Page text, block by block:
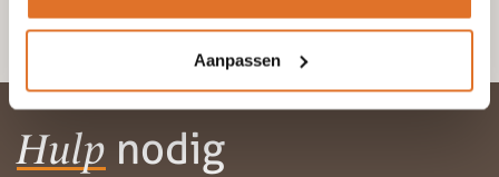
Aanpassen
3
Hulp nodig